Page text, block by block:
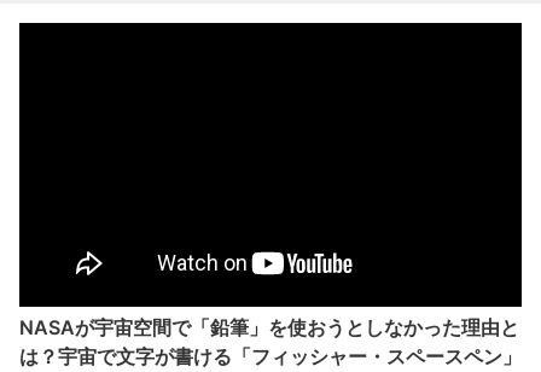
NASAが宇宙空間で「鉛筆」を使おうとしなかった理由と
は？宇宙で文字が書ける「フィッシャー・スペースペン」